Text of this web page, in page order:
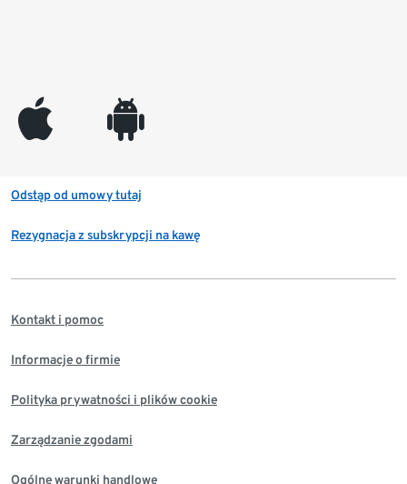
appleinc android
Odstąp od umowy tutaj
Rezygnacja z subskrypcji na kawę
Kontakt i pomoc
Informacje o firmie
Polityka prywatności i plików cookie
Zarządzanie zgodami
Ogólne warunki handlowe